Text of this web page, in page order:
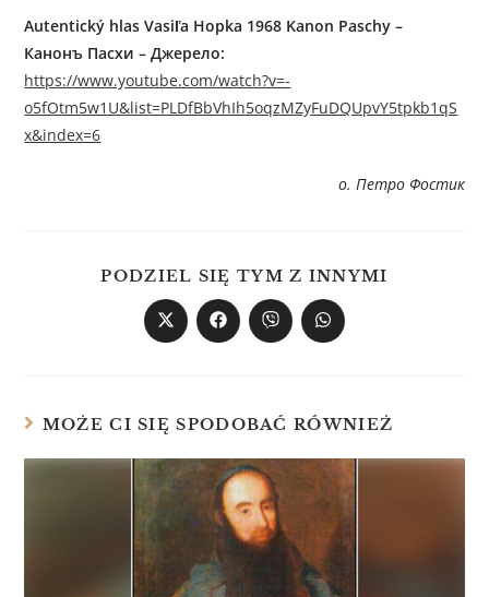
Autentický hlas Vasiľa Hopka 1968 Kanon Paschy –
Канонъ Пасхи – Джерелo:
https://www.youtube.com/watch?v=-
o5fOtm5w1U&list=PLDfBbVhIh5oqzMZyFuDQUpvY5tpkb1qS
x&index=6
о. Петро Фостик
PODZIEL SIĘ TYM Z INNYMI
MOŻE CI SIĘ SPODOBAĆ RÓWNIEŻ